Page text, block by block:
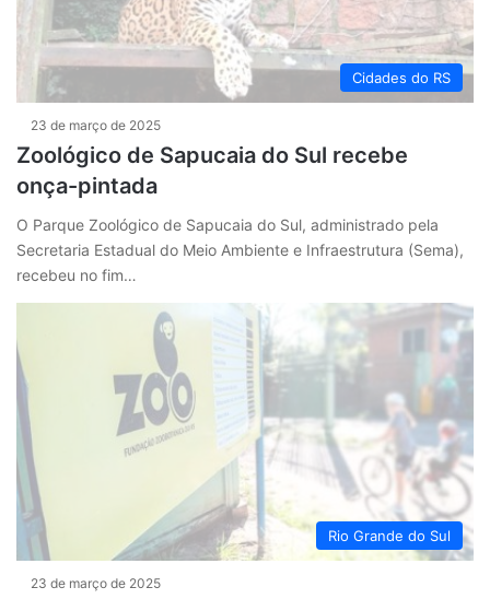
Cidades do RS
23 de março de 2025
Zoológico de Sapucaia do Sul recebe
onça-pintada
O Parque Zoológico de Sapucaia do Sul, administrado pela
Secretaria Estadual do Meio Ambiente e Infraestrutura (Sema),
recebeu no fim…
Rio Grande do Sul
23 de março de 2025